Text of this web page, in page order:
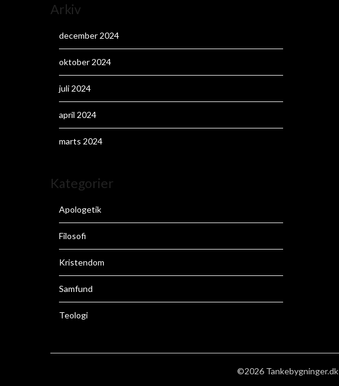
Arkiv
december 2024
oktober 2024
juli 2024
april 2024
marts 2024
Kategorier
Apologetik
Filosofi
Kristendom
Samfund
Teologi
©2026 Tankebygninger.dk